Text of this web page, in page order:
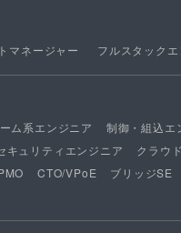
マネージャー フルスタック
ム系エンジニア 制御・組込エ
キュリティエンジニア クラウ
CTO/VPoE ブリッジSE